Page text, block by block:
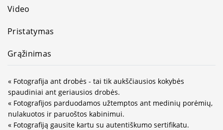
Video
Pristatymas
Grąžinimas
« Fotografija ant drobės - tai tik aukščiausios kokybės
spaudiniai ant geriausios drobės.
« Fotografijos parduodamos užtemptos ant medinių porėmių,
nulakuotos ir paruoštos kabinimui.
« Fotografiją gausite kartu su autentiškumo sertifikatu.